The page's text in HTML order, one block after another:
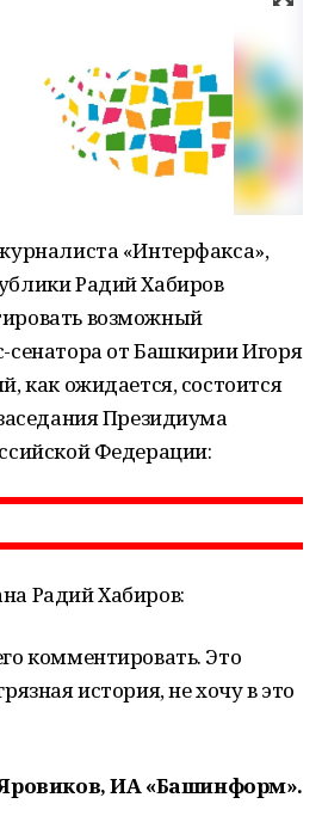
«Интерфакса»,
Радий Хабиров
возможный
сенатора от Башкирии Игоря
как ожидается, состоится
Президиума
Федерации:
Радий Хабиров:
комментировать. Это
история, не хочу в это
ИА «Башинформ».